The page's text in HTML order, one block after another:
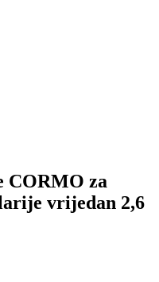
CORMO za
vrijedan 2,6